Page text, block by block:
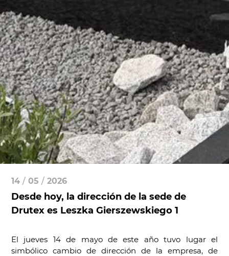
14 / 05 / 2026
Desde hoy, la dirección de la sede de
Drutex es Leszka Gierszewskiego 1
El jueves 14 de mayo de este año tuvo lugar el
simbólico cambio de dirección de la empresa, de